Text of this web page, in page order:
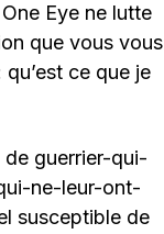
Eye ne lutte
que vous vous
ce que je
guerrier-qui-
ne-leur-ont-
susceptible de